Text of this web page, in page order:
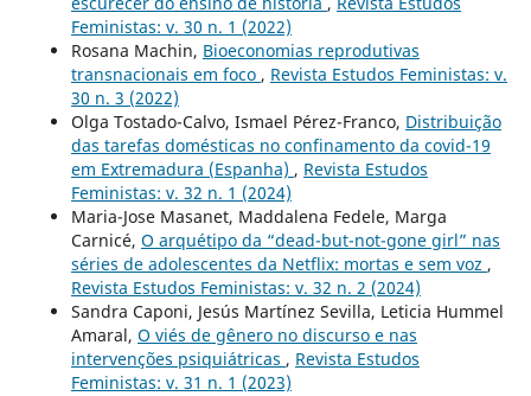
Feministas: v. 30 n. 1 (2022)
Rosana Machin, Bioeconomias reprodutivas
transnacionais em foco , Revista Estudos Feministas: v.
30 n. 3 (2022)
Olga Tostado-Calvo, Ismael Pérez-Franco, Distribuição
das tarefas domésticas no confinamento da covid-19
em Extremadura (Espanha) , Revista Estudos
Feministas: v. 32 n. 1 (2024)
Maria-Jose Masanet, Maddalena Fedele, Marga
Carnicé, O arquétipo da “dead-but-not-gone girl” nas
séries de adolescentes da Netflix: mortas e sem voz ,
Revista Estudos Feministas: v. 32 n. 2 (2024)
Sandra Caponi, Jesús Martínez Sevilla, Leticia Hummel
Amaral, O viés de gênero no discurso e nas
intervenções psiquiátricas , Revista Estudos
Feministas: v. 31 n. 1 (2023)